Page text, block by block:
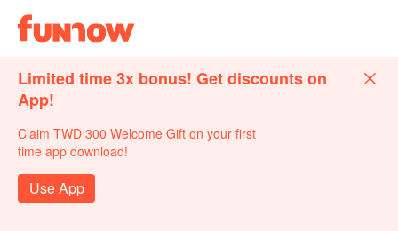
Limited time 3x bonus! Get discounts on
App!
Claim TWD 300 Welcome Gift on your first
time app download!
Use App